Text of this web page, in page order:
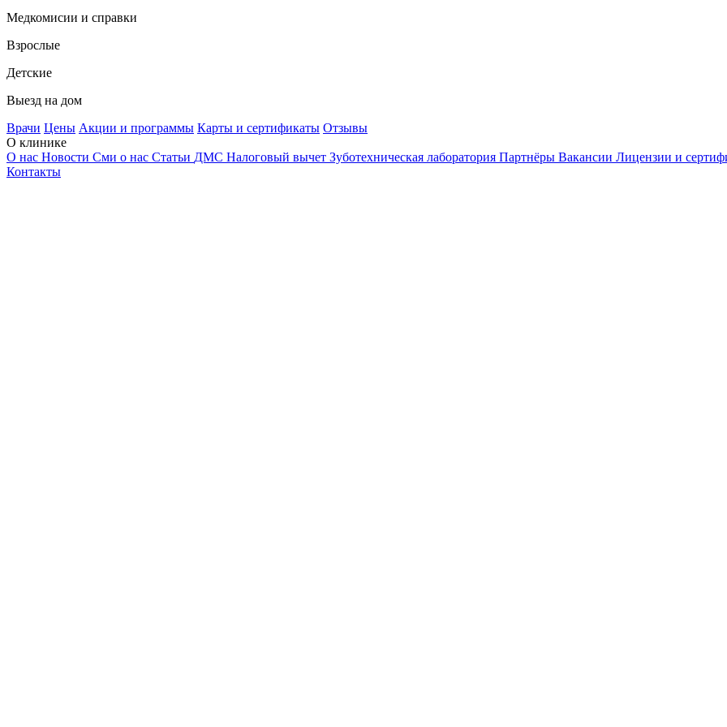
Медкомисии и справки
Взрослые
Детские
Выезд на дом
Врачи Цены Акции и программы Карты и сертификаты Отзывы
О клинике
О нас Новости Сми о нас Статьи ДМС Налоговый вычет Зуботехническая лаборатория Партнёры Вакансии Лицензии и
Контакты